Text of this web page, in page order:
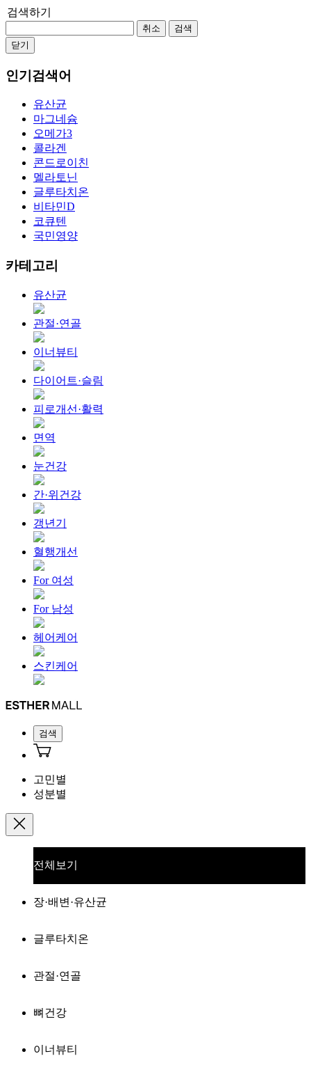
검색하기
취소
검색
닫기
인기검색어
유산균
마그네슘
오메가3
콜라겐
콘드로이친
멜라토닌
글루타치온
비타민D
코큐텐
국민영양
카테고리
유산균
관절·연골
이너뷰티
다이어트·슬림
피로개선·활력
면역
눈건강
간·위건강
갱년기
혈행개선
For 여성
For 남성
헤어케어
스킨케어
검색
고민별
성분별
전체보기
장·배변·유산균
글루타치온
관절·연골
뼈건강
이너뷰티